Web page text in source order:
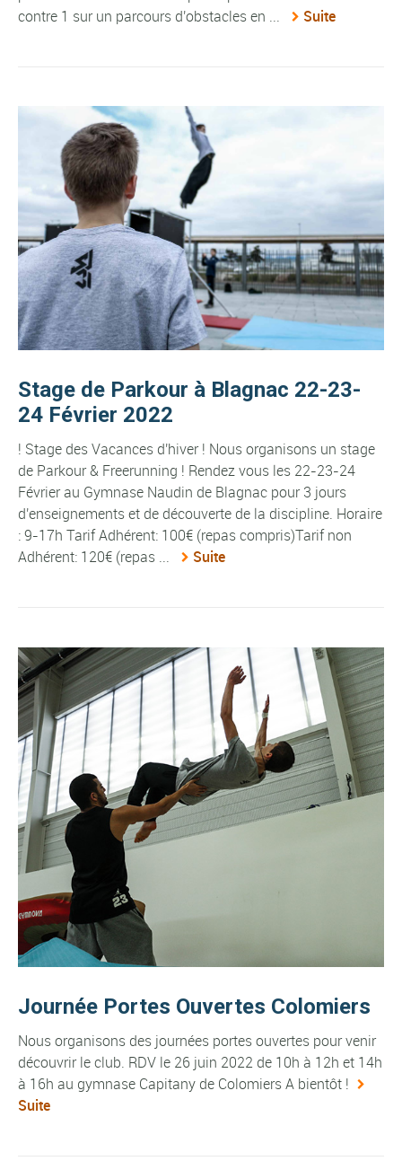
contre 1 sur un parcours d'obstacles en ...
Suite
Stage de Parkour à Blagnac 22-23-
24 Février 2022
! Stage des Vacances d'hiver ! Nous organisons un stage
de Parkour & Freerunning ! Rendez vous les 22-23-24
Février au Gymnase Naudin de Blagnac pour 3 jours
d'enseignements et de découverte de la discipline. Horaire
: 9-17h Tarif Adhérent: 100€ (repas compris)Tarif non
Adhérent: 120€ (repas ...
Suite
Journée Portes Ouvertes Colomiers
Nous organisons des journées portes ouvertes pour venir
découvrir le club. RDV le 26 juin 2022 de 10h à 12h et 14h
à 16h au gymnase Capitany de Colomiers A bientôt !
Suite